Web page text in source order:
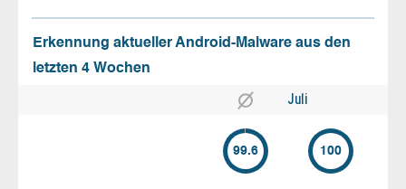
Erkennung aktueller Android-Malware aus den
letzten 4 Wochen
Juli
99.6 100